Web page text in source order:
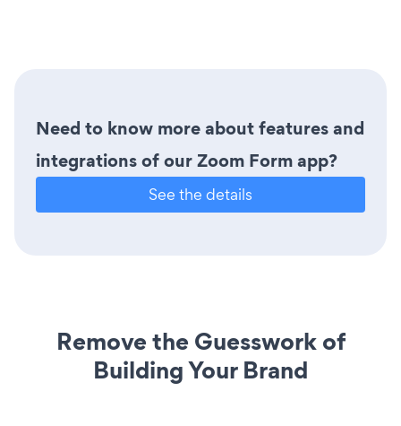
Need to know more about features and
integrations of our Zoom Form app?
See the details
Remove the Guesswork of
Building Your Brand